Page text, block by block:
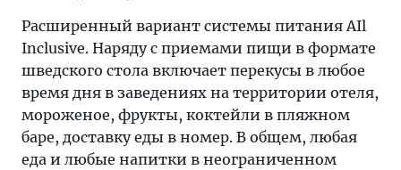
Расширенный вариант системы питания AIl
Inclusive. Наряду с приемами пищи в формате
шведского стола включает перекусы в любое
время дня в заведениях на территории отеля,
мороженое, фрукты, коктейли в пляжном
баре, доставку еды в номер. В общем, любая
еда и любые напитки в неограниченном